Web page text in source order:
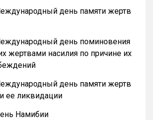
день памяти жертв
день поминовения
жертвами насилия по причине их
день памяти жертв
ее ликвидации
Намибии